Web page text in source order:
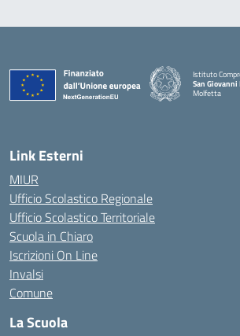
Istituto
San Giovanni
Molfetta
Link Esterni
MIUR
Ufficio Scolastico Regionale
Ufficio Scolastico Territoriale
Scuola in Chiaro
Iscrizioni On Line
Invalsi
Comune
La Scuola